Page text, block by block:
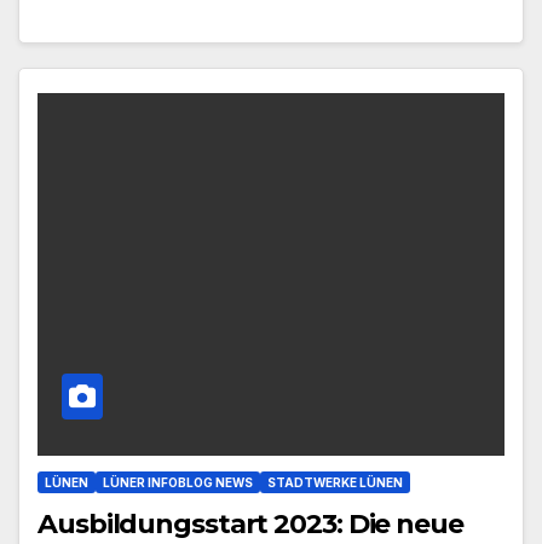
LÜNEN LÜNER INFOBLOG NEWS STADTWERKE LÜNEN
Ausbildungsstart 2023: Die neue